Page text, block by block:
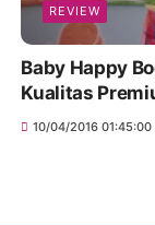
REVIEW
Baby Happy
Kualitas
10/04/2016 01:45:00